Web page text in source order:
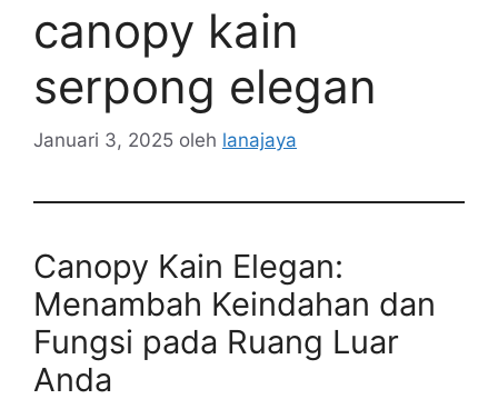
canopy kain
serpong elegan
Januari 3, 2025 oleh lanajaya
Canopy Kain Elegan:
Menambah Keindahan dan
Fungsi pada Ruang Luar
Anda